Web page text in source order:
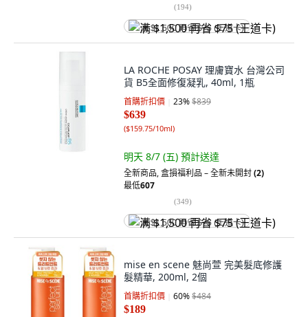
(194)
满 $1,500 再省 $75 (王道卡)
LA ROCHE POSAY 理膚寶水 台灣公司
貨 B5全面修復凝乳, 40ml, 1瓶
首購折扣價 23%$839
$639
($159.75/10ml)
明天 8/7 (五) 預計送達
全新商品,盒損福利品 – 全新未開封(2)
最低607
(349)
满 $1,500 再省 $75 (王道卡)
mise en scene 魅尚萱 完美髮底修護
髮精華, 200ml, 2個
首購折扣價 60%$484
$189